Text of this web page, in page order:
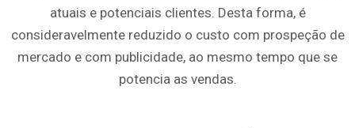
atuais e potenciais clientes. Desta forma, é
consideravelmente reduzido o custo com prospeção de
mercado e com publicidade, ao mesmo tempo que se
potencia as vendas.